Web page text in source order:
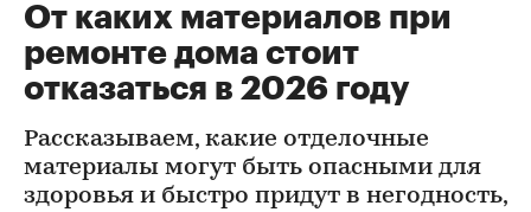
От каких материалов при
ремонте дома стоит
отказаться в 2026 году
Рассказываем, какие отделочные
материалы могут быть опасными для
здоровья и быстро придут в негодность,